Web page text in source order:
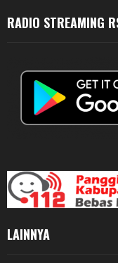
RADIO STREAMING
LAINNYA